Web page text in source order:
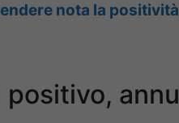
nota la
positivo,